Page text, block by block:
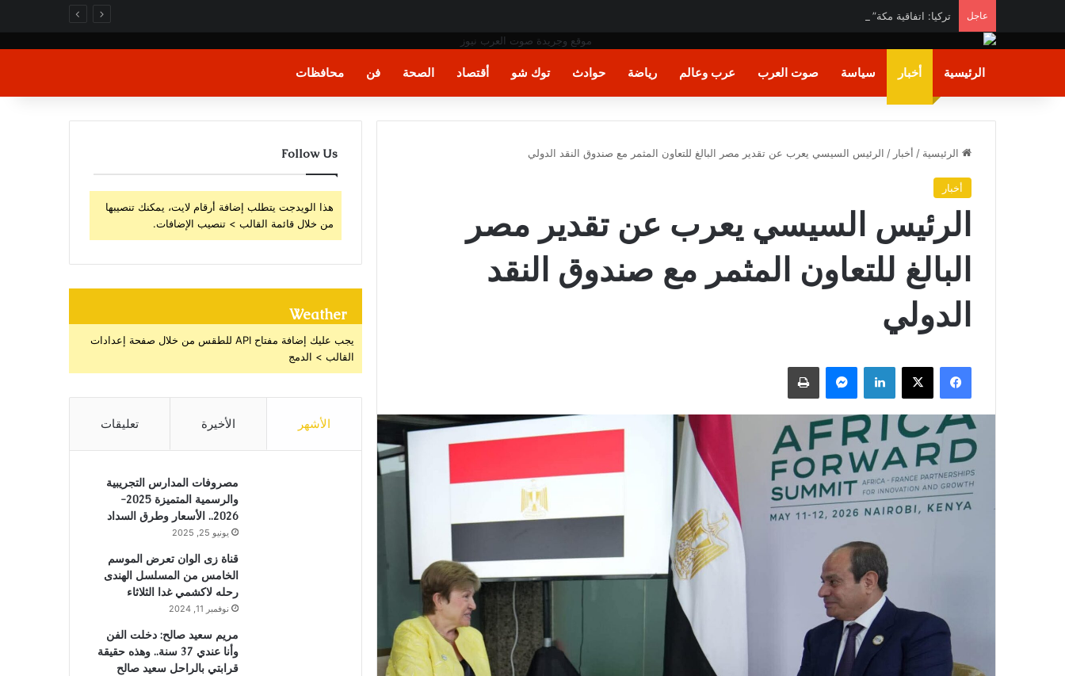
عاجل تركيا: اتفاقية مكة” خطوة تاريخية تصون السلام والاستقرار
الرئيسية أخبار سياسة صوت العرب عرب وعالم رياضة حوادث توك شو أقتصاد الصحة فن محافظات
الرئيسية / أخبار / الرئيس السيسي يعرب عن تقدير مصر البالغ للتعاون المثمر مع صندوق النقد الدولي
أخبار
الرئيس السيسي يعرب عن تقدير مصر
البالغ للتعاون المثمر مع صندوق النقد
الدولي
فيسبوك X لينكدإن ماسنجر طباعة
Follow Us
هذا الويدجت يتطلب إضافة أرقام لايت، يمكنك تنصيبها
من خلال قائمة القالب > تنصيب الإضافات.
Weather
يجب عليك إضافة مفتاح API للطقس من خلال صفحة إعدادات
القالب > الدمج
الأشهر الأخيرة تعليقات
مصروفات المدارس التجريبية
والرسمية المتميزة 2025-
2026.. الأسعار وطرق السداد
يونيو 25, 2025
قناة زى الوان تعرض الموسم
الخامس من المسلسل الهندى
رحله لاكشمي غدا الثلاثاء
نوفمبر 11, 2024
مريم سعيد صالح: دخلت الفن
وأنا عندي 37 سنة.. وهذه حقيقة
قرابتي بالراحل سعيد صالح